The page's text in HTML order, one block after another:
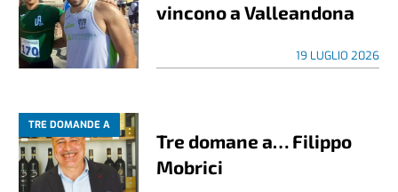
vincono a Valleandona
19 LUGLIO 2026
TRE DOMANDE A
Tre domane a… Filippo
Mobrici